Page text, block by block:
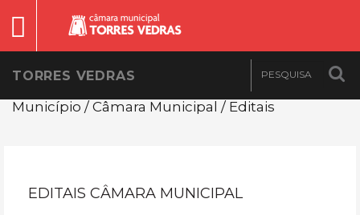
TORRES VEDRAS
Município / Câmara Municipal / Editais
EDITAIS CÂMARA MUNICIPAL